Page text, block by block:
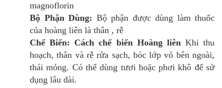
magnoflorin
Bộ Phận Dùng: Bộ phận được dùng làm thuốc
của hoàng liên là thân , rễ
Chế Biến: Cách chế biến Hoàng liênKhi thu
hoạch, thân và rễ rửa sạch, bóc lớp vỏ bên ngoài,
thái mỏng. Có thể dùng tươi hoặc phơi khô để sử
dụng lâu dài.